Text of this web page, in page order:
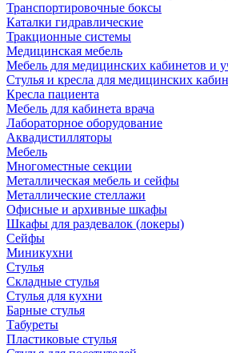
Транспортировочные боксы
Каталки гидравлические
Тракционные системы
Медицинская мебель
Мебель для медицинских кабинетов и
Стулья и кресла для медицинских
Кресла пациента
Мебель для кабинета врача
Лабораторное оборудование
Аквадистилляторы
Мебель
Многоместные секции
Металлическая мебель и сейфы
Металлические стеллажи
Офисные и архивные шкафы
Шкафы для раздевалок (локеры)
Сейфы
Миникухни
Стулья
Складные стулья
Стулья для кухни
Барные стулья
Табуреты
Пластиковые стулья